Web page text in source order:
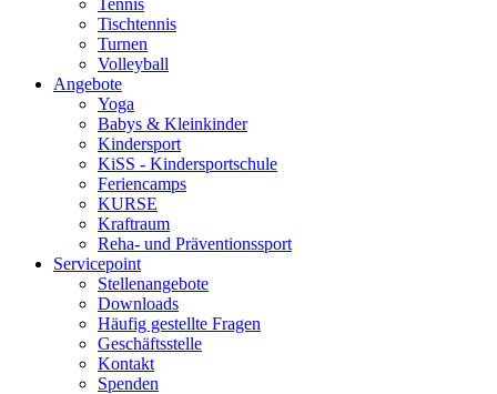
Tennis
Tischtennis
Turnen
Volleyball
Angebote
Yoga
Babys & Kleinkinder
Kindersport
KiSS - Kindersportschule
Feriencamps
KURSE
Kraftraum
Reha- und Präventionssport
Servicepoint
Stellenangebote
Downloads
Häufig gestellte Fragen
Geschäftsstelle
Kontakt
Spenden